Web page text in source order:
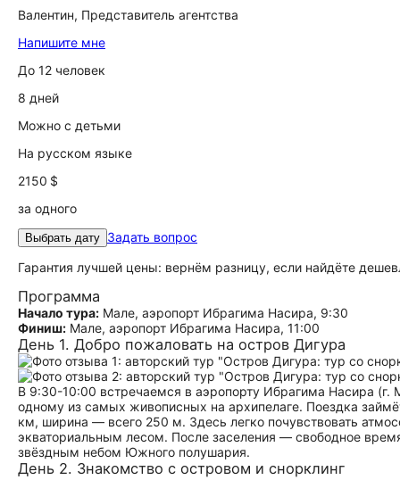
Валентин, Представитель агентства
Напишите мне
До 12 человек
8 дней
Можно с детьми
На русском языке
2150 $
за одного
Выбрать дату Задать вопрос
Гарантия лучшей цены: вернём разницу, если найдёте
Программа
Начало тура: Мале, аэропорт Ибрагима Насира, 9:30
Финиш: Мале, аэропорт Ибрагима Насира, 11:00
День 1. Добро пожаловать на остров Дигура
В 9:30-10:00 встречаемся в аэропорту Ибрагима Насира
одному из самых живописных на архипелаге. Поездка
км, ширина — всего 250 м. Здесь легко почувствовать
экваториальным лесом. После заселения — свободное
звёздным небом Южного полушария.
День 2. Знакомство с островом и снорклинг